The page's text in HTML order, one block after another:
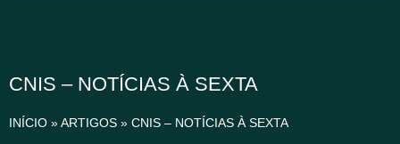
CNIS – NOTÍCIAS À SEXTA
INÍCIO »ARTIGOS » CNIS – NOTÍCIAS À SEXTA